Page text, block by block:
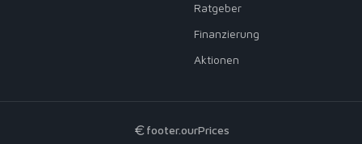
Ratgeber
Finanzierung
Aktionen
footer.ourPrices